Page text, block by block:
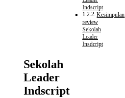
Indscript
Kesimpulan
review
Sekolah
Leader
Insdcript
Sekolah
Leader
Indscript